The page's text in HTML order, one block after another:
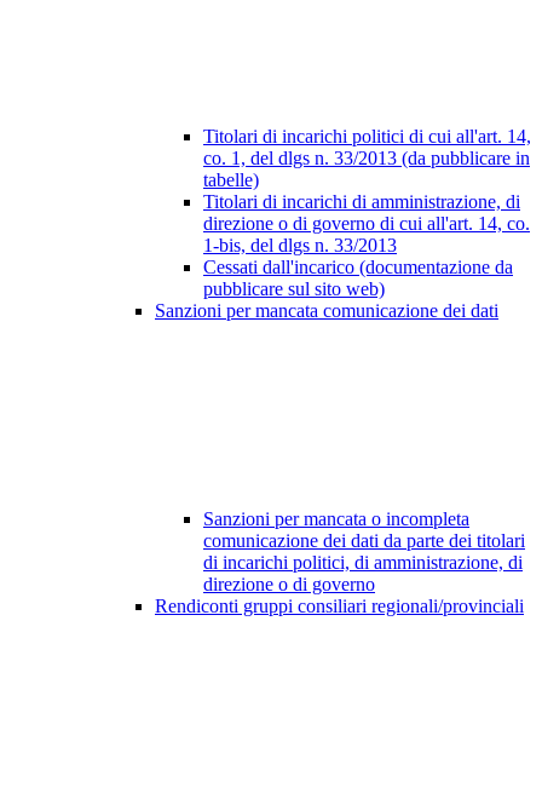
Titolari di incarichi politici di cui all'art. 14,
co. 1, del dlgs n. 33/2013 (da pubblicare in
tabelle)
Titolari di incarichi di amministrazione, di
direzione o di governo di cui all'art. 14, co.
1-bis, del dlgs n. 33/2013
Cessati dall'incarico (documentazione da
pubblicare sul sito web)
Sanzioni per mancata comunicazione dei dati
Sanzioni per mancata o incompleta
comunicazione dei dati da parte dei titolari
di incarichi politici, di amministrazione, di
direzione o di governo
Rendiconti gruppi consiliari regionali/provinciali